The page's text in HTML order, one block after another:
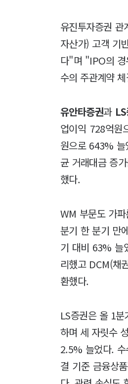
유진투자증권
자산가) 고객 기
다"며 "IPO의 경
수의 주관계약
유안타증권과
업이익 728억원
원으로 643% 늘
균 거래대금 증
했다.
WM 부문도 가
분기 한 분기 만
기 대비 63% 늘
리했고 DCM(채
환했다.
LS증권은 올 1
하며 세 자릿수
2.5% 늘었다. 수
결 기준 금융상